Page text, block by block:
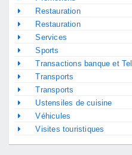
Restauration
Restauration
Services
Sports
Transactions banque et Tel.
Transports
Transports
Ustensiles de cuisine
Véhicules
Visites touristiques